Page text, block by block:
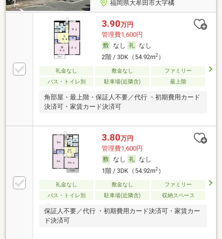
福岡県大牟田市大字橘
3.90万円
管理費1,600円
なし
なし
2階 / 3DK（54.92m2）
礼金なし 敷金なし
ファミリー
バス・トイレ別
駐車場(近隣含) 最上階
角部屋・最上階・保証人不要／代行 ・初期費用カード
決済可・家賃カード決済可
3.80万円
管理費1,600円
なし
なし
1階 / 3DK（54.92m2）
礼金なし 敷金なし
ファミリー
バス・トイレ別
駐車場(近隣含) 収納スペース
保証人不要／代行 ・初期費用カード決済可・家賃カー
ド決済可